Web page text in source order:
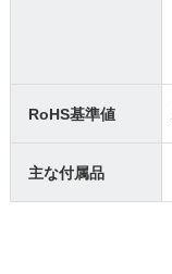
RoHS基準値
主な付属品